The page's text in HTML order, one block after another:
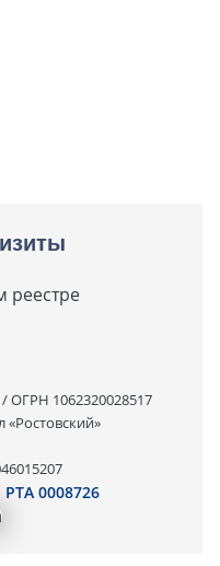
реестре
ОГРН 1062320028517
«Ростовский»
РТА 0008726